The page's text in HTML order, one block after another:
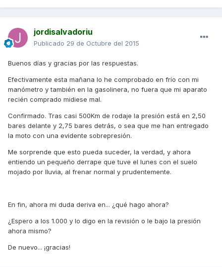
jordisalvadoriu
Publicado 29 de Octubre del 2015
Buenos días y gracias por las respuestas.
Efectivamente esta mañana lo he comprobado en frío con mi
manómetro y también en la gasolinera, no fuera que mi aparato
recién comprado midiese mal.
Confirmado. Tras casi 500Km de rodaje la presión está en 2,50
bares delante y 2,75 bares detrás, o sea que me han entregado
la moto con una evidente sobrepresión.
Me sorprende que esto pueda suceder, la verdad, y ahora
entiendo un pequeño derrape que tuve el lunes con el suelo
mojado por lluvia, al frenar normal y prudentemente.
En fin, ahora mi duda deriva en... ¿qué hago ahora?
¿Espero a los 1.000 y lo digo en la revisión o le bajo la presión
ahora mismo?
De nuevo... ¡gracias!